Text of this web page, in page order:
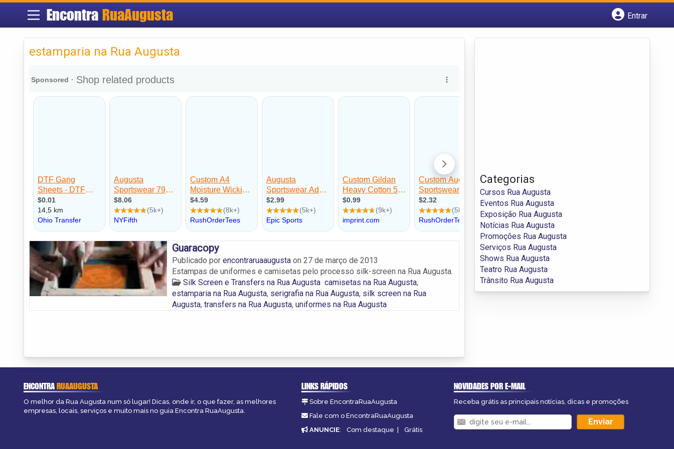
EncontraRuaAugusta
Entrar
estamparia na Rua Augusta
Guaracopy
Publicado por encontraruaaugusta on 27 de março de 2013
Estampas de uniformes e camisetas pelo processo silk-screen na Rua Augusta.
Silk Screen e Transfers na Rua Augusta camisetas na Rua Augusta,
estamparia na Rua Augusta, serigrafia na Rua Augusta, silk screen na Rua
Augusta, transfers na Rua Augusta, uniformes na Rua Augusta
Categorias
Cursos Rua Augusta
Eventos Rua Augusta
Exposição Rua Augusta
Notícias Rua Augusta
Promoções Rua Augusta
Serviços Rua Augusta
Shows Rua Augusta
Teatro Rua Augusta
Trânsito Rua Augusta
ENCONTRARUAAUGUSTA
O melhor da Rua Augusta num só lugar! Dicas, onde ir, o que fazer, as melhores
empresas, locais, serviços e muito mais no guia Encontra RuaAugusta.
LINKS RÁPIDOS
Sobre EncontraRuaAugusta
Fale com o EncontraRuaAugusta
ANUNCIE: Com destaque | Grátis
NOVIDADES POR E-MAIL
Receba grátis as principais notícias, dicas e promoções